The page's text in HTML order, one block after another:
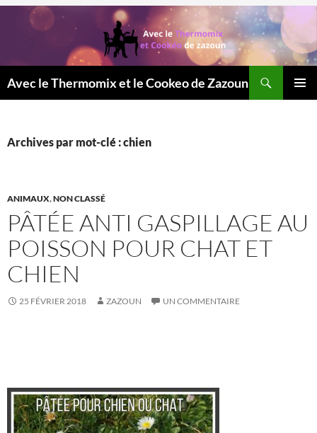
Avec le Thermomix et le Cookeo de Zazoun
Archives par mot-clé : chien
ANIMAUX,NON CLASSÉ
PÂTÉE ANTI GASPILLAGE AU
POISSON POUR CHAT ET
CHIEN
25 FÉVRIER 2018 ZAZOUN UN COMMENTAIRE